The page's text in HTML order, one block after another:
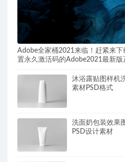
Adobe全家桶2021来临！赶紧来
置永久激活码的Adobe2021最新版
沐浴露贴图样机
素材PSD格式
洗面奶包装效果
PSD设计素材